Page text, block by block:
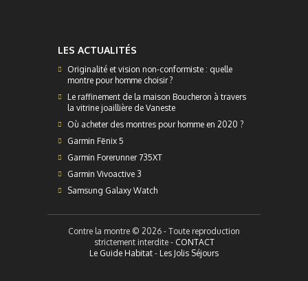
LES ACTUALITÉS
Originalité et vision non-conformiste : quelle
montre pour homme choisir ?
Le raffinement de la maison Boucheron à travers
la vitrine joaillière de Vaneste
Où acheter des montres pour homme en 2020 ?
Garmin Fēnix 5
Garmin Forerunner 735XT
Garmin Vivoactive 3
Samsung Galaxy Watch
Contre la montre © 2026 - Toute reproduction
strictement interdite - CONTACT
Le Guide Habitat - Les Jolis Séjours